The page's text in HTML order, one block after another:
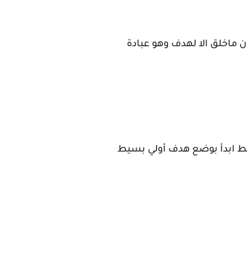
الا لهدف وهو عبادة
ابدأ بوضع هدف أولي بسيط